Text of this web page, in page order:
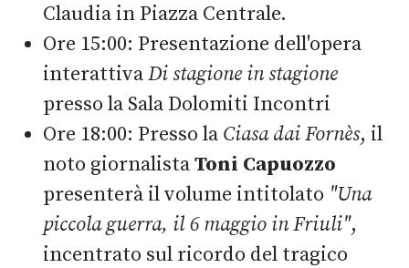
Claudia in Piazza Centrale.
Ore 15:00: Presentazione dell'opera
interattivaDi stagione in stagione
presso la Sala Dolomiti Incontri
Ore 18:00: Presso la Ciasa dai Fornès, il
noto giornalistaToni Capuozzo
presenterà il volume intitolato "Una
piccola guerra, il 6 maggio in Friuli",
incentrato sul ricordo del tragico